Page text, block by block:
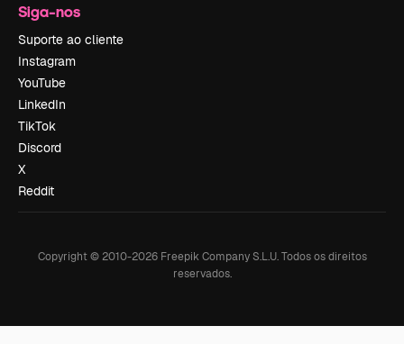
Siga-nos
Suporte ao cliente
Instagram
YouTube
LinkedIn
TikTok
Discord
X
Reddit
Copyright © 2010-2026Freepik Company S.L.U. Todos os direitos
reservados.